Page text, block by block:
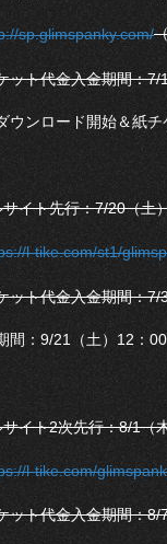
sp.glimspanky.com/
ット代金入金期間：
ウンロード開始＆紙
イト先行：7/20（土
l-tike.com/st1/
ット代金入金期間：
間：9/21（土）12：
イト2次先行：8/1（
l-tike.com/
ット代金入金期間：